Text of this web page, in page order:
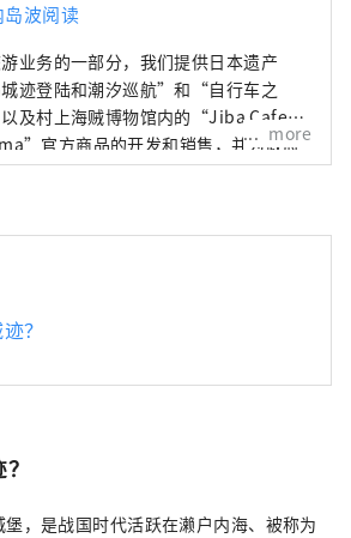
岛波阅读
业务的一部分，我们提供日本遗产
城迹登陆和潮汐巡航”和“自行车之
及村上海贼博物馆内的“Jiba Cafe
官方商品的开发和销售，并为政府
客户吸引服务。此外，在道路服务事
贡献。
more
？
，是战国时代活跃在濑户内海、被称为